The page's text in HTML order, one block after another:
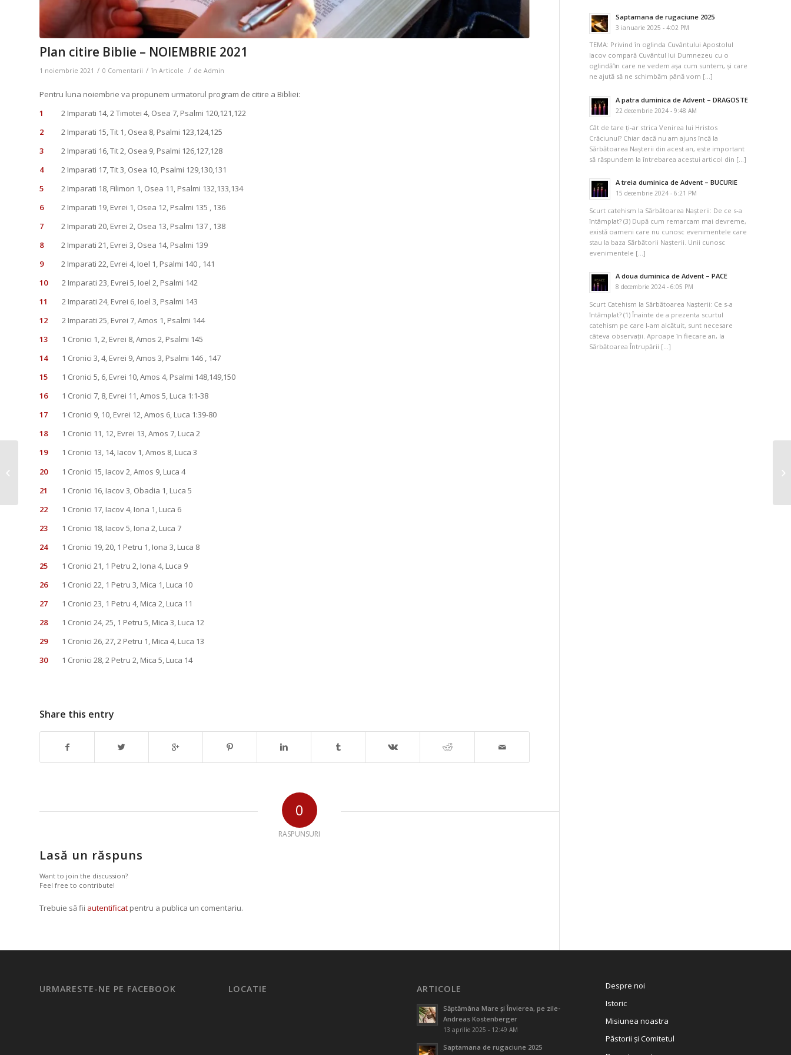
Plan citire Biblie – NOIEMBRIE 2021
1 noiembrie 2021 / 0 Comentarii / în Articole / de Admin
Pentru luna noiembrie va propunem urmatorul program de citire a Bibliei:
1
2 Imparati 14, 2 Timotei 4, Osea 7, Psalmi 120,121,122
2 2 Imparati 15, Tit 1, Osea 8, Psalmi 123,124,125
3 2 Imparati 16, Tit 2, Osea 9, Psalmi 126,127,128
42 Imparati 17, Tit 3, Osea 10, Psalmi 129,130,131
5 2 Imparati 18, Filimon 1, Osea 11, Psalmi 132,133,134
62 Imparati 19, Evrei 1, Osea 12, Psalmi 135 , 136
7 2 Imparati 20, Evrei 2, Osea 13, Psalmi 137 , 138
8 2 Imparati 21, Evrei 3, Osea 14, Psalmi 139
92 Imparati 22, Evrei 4, Ioel 1, Psalmi 140 , 141
102 Imparati 23, Evrei 5, Ioel 2, Psalmi 142
11
2 Imparati 24, Evrei 6, Ioel 3, Psalmi 143
12 2 Imparati 25, Evrei 7, Amos 1, Psalmi 144
13 1 Cronici 1, 2, Evrei 8, Amos 2, Psalmi 145
141 Cronici 3, 4, Evrei 9, Amos 3, Psalmi 146 , 147
15 1 Cronici 5, 6, Evrei 10, Amos 4, Psalmi 148,149,150
161 Cronici 7, 8, Evrei 11, Amos 5, Luca 1:1-38
17 1 Cronici 9, 10, Evrei 12, Amos 6, Luca 1:39-80
181 Cronici 11, 12, Evrei 13, Amos 7, Luca 2
191 Cronici 13, 14, Iacov 1, Amos 8, Luca 3
201 Cronici 15, Iacov 2, Amos 9, Luca 4
21
1 Cronici 16, Iacov 3, Obadia 1, Luca 5
22 1 Cronici 17, Iacov 4, Iona 1, Luca 6
23 1 Cronici 18, Iacov 5, Iona 2, Luca 7
241 Cronici 19, 20, 1 Petru 1, Iona 3, Luca 8
25 1 Cronici 21, 1 Petru 2, Iona 4, Luca 9
261 Cronici 22, 1 Petru 3, Mica 1, Luca 10
27 1 Cronici 23, 1 Petru 4, Mica 2, Luca 11
281 Cronici 24, 25, 1 Petru 5, Mica 3, Luca 12
29 1 Cronici 26, 27, 2 Petru 1, Mica 4, Luca 13
30
1 Cronici 28, 2 Petru 2, Mica 5, Luca 14
Share this entry
0
RASPUNSURI
Lasă un răspuns
Want to join the discussion?
Feel free to contribute!
Trebuie să fii autentificat pentru a publica un comentariu.
Saptamana de rugaciune 2025
3 ianuarie 2025 - 4:02 PM
TEMA: Privind în oglinda Cuvântului Apostolul
Iacov compară Cuvântul lui Dumnezeu cu o
oglindă ı̂n care ne vedem așa cum suntem, și care
ne ajută să ne schimbăm până vom […]
A patra duminica de Advent – DRAGOSTE
22 decembrie 2024 - 9:48 AM
Cât de tare ți-ar strica Venirea lui Hristos
Crăciunul? Chiar dacă nu am ajuns încă la
Sărbătoarea Nașterii din acest an, este important
să răspundem la întrebarea acestui articol din […]
A treia duminica de Advent – BUCURIE
15 decembrie 2024 - 6:21 PM
Scurt catehism la Sărbătoarea Nașterii: De ce s-a
întâmplat? (3) După cum remarcam mai devreme,
există oameni care nu cunosc evenimentele care
stau la baza Sărbătorii Nașterii. Unii cunosc
evenimentele […]
A doua duminica de Advent – PACE
8 decembrie 2024 - 6:05 PM
Scurt Catehism la Sărbătoarea Nașterii: Ce s-a
întâmplat? (1) Înainte de a prezenta scurtul
catehism pe care l-am alcătuit, sunt necesare
câteva observații. Aproape în fiecare an, la
Sărbătoarea Întrupării […]
URMARESTE-NE PE FACEBOOK LOCATIE ARTICOLE
Săptămâna Mare și Învierea, pe zile-
Andreas Kostenberger
13 aprilie 2025 - 12:49 AM
Saptamana de rugaciune 2025
Despre noi
Istoric
Misiunea noastra
Păstorii și Comitetul
Modificare ora
program de seara,
carantinei de noapte